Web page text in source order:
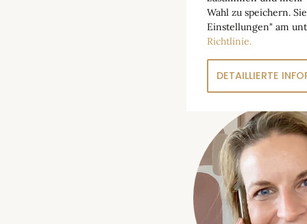
Wahl zu speichern.
Einstellungen" am
Richtlinie.
Technisch
können daher nicht
Statistisch
Statistische Cookies
Zum Beispiel durch
Anzahl der Besuche
DETAILLIERTE